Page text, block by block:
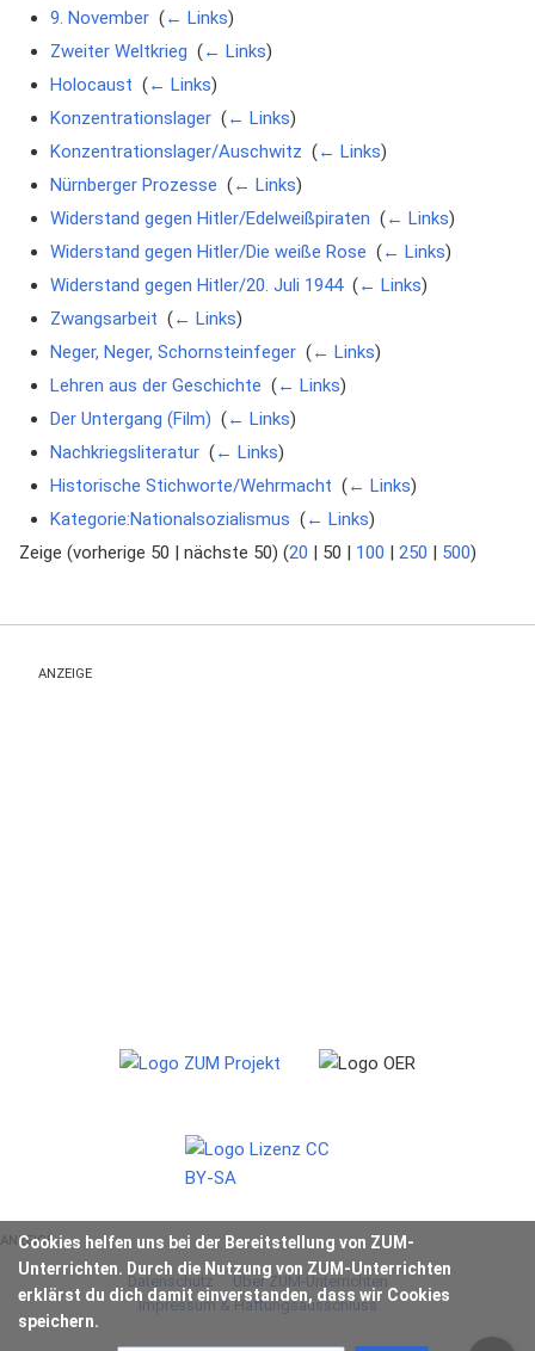
9. November‎ (← Links)
Zweiter Weltkrieg (← Links)
Holocaust (← Links)
Konzentrationslager‎ (← Links)
Konzentrationslager/Auschwitz (← Links)
Nürnberger Prozesse (← Links)
Widerstand gegen Hitler/Edelweißpiraten (← Links)
Widerstand gegen Hitler/Die weiße Rose (← Links)
Widerstand gegen Hitler/20. Juli 1944‎ (← Links)
Zwangsarbeit (← Links)
Neger, Neger, Schornsteinfeger‎ (← Links)
Lehren aus der Geschichte (← Links)
Der Untergang (Film) (← Links)
Nachkriegsliteratur‎ (← Links)
Historische Stichworte/Wehrmacht (← Links)
Kategorie:Nationalsozialismus (← Links)
Zeige (vorherige 50 | nächste 50) (20 | 50 | 100 | 250 | 500)
Cookies helfen uns bei der Bereitstellung von ZUM-
Unterrichten. Durch die Nutzung von ZUM-Unterrichten
erklärst du dich damit einverstanden, dass wir Cookies
speichern.
ANZEIGE
ANZEIGE
Datenschutz
Über ZUM-Unterrichten
Impressum & Haftungsausschluss